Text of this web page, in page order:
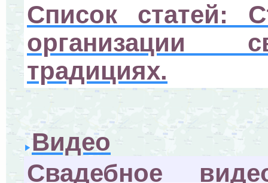
Список статей:
организации
традициях.
Видео
Свадебное